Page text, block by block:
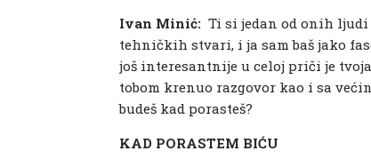
Ivan Minić: Ti si jedan od onih
tehničkih stvari, i ja sam baš jako
još interesantnije u celoj priči je
tobom krenuo razgovor kao i sa
budeš kad porasteš?
KAD PORASTEM BIĆU